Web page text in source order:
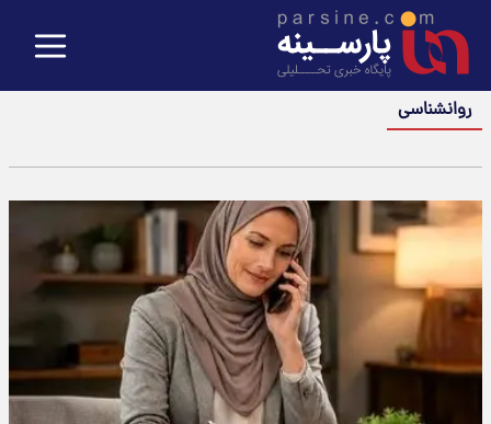
روانشناسی